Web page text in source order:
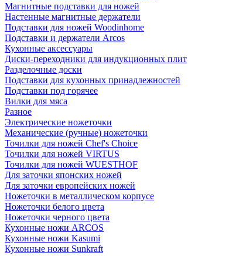
Магнитные подставки для ножей
Настенные магнитные держатели
Подставки для ножей Woodinhome
Подставки и держатели Arcos
Кухонные аксессуары
Диски-переходники для индукционных плит
Разделочные доски
Подставки для кухонных принадлежностей
Подставки под горячее
Вилки для мяса
Разное
Электрические ножеточки
Механические (ручные) ножеточки
Точилки для ножей Chef's Choice
Точилки для ножей VIRTUS
Точилки для ножей WUESTHOF
Для заточки японских ножей
Для заточки европейских ножей
Ножеточки в металлическом корпусе
Ножеточки белого цвета
Ножеточки черного цвета
Кухонные ножи ARCOS
Кухонные ножи Kasumi
Кухонные ножи Sunkraft